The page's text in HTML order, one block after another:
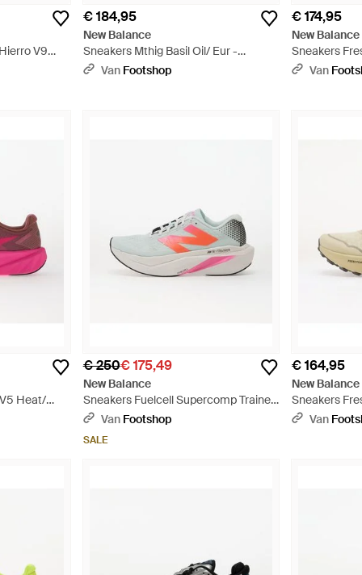
V9
€ 184,95
New Balance
Sneakers Mthig Basil Oil/ Eur -
Meerkleurig
Van Footshop
€ 174,95
New Balance
Sneakers
Bright Mint
Van
Heat/
€ 250€ 175,49
New Balance
Sneakers Fuelcell Supercomp Trainer
V3/ Glint Eur - Wit
Van Footshop
SALE
€ 164,95
New Balance
Sneakers
Angora/
Van